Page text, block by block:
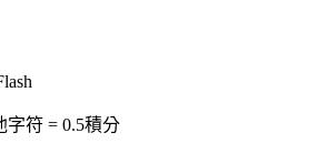
字符 = 0.5積分